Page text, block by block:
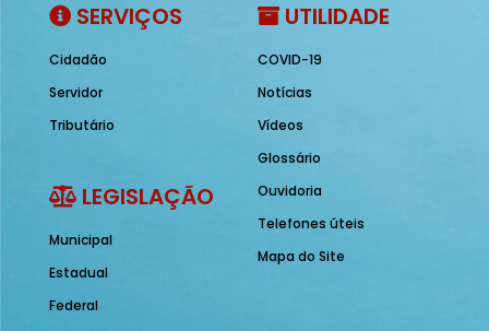
SERVIÇOS
Cidadão
Servidor
Tributário
LEGISLAÇÃO
Municipal
Estadual
Federal
UTILIDADE
COVID-19
Notícias
Vídeos
Glossário
Ouvidoria
Telefones úteis
Mapa do Site